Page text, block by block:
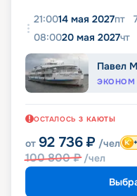
21:0014 мая 2027пт
08:0020 мая 2027чт
Павел
ЭКОНОМ
ОСТАЛОСЬ 3 КАЮТЫ
от 92 736 ₽ /чел
100 800₽ /чел